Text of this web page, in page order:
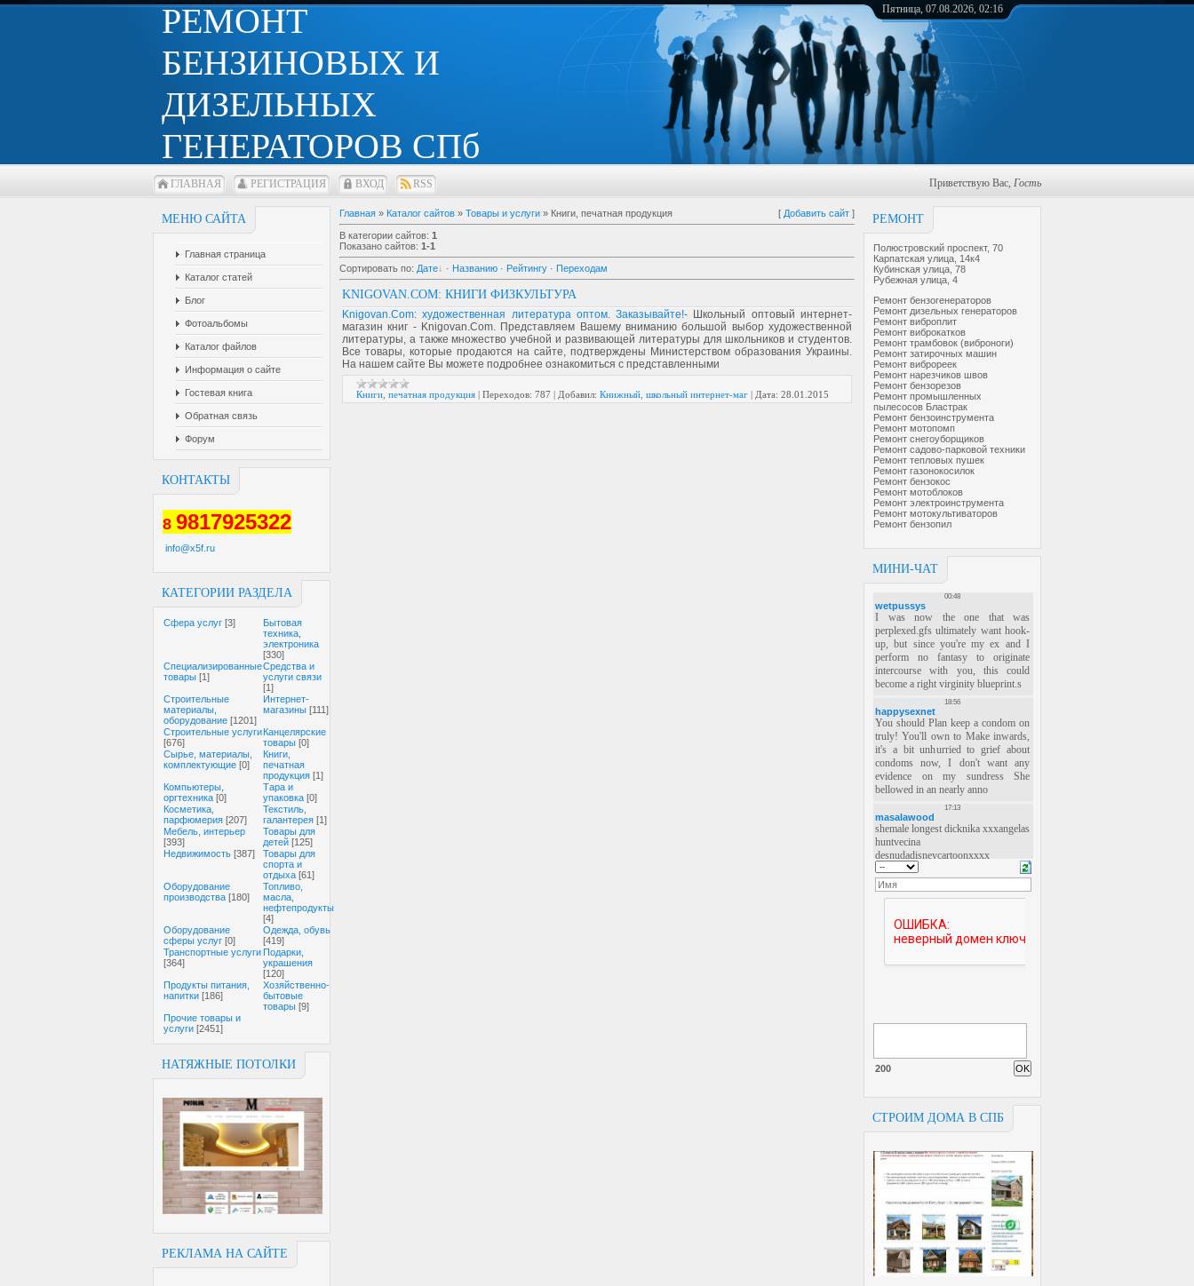
РЕМОНТ
БЕНЗИНОВЫХ И
ДИЗЕЛЬНЫХ
ГЕНЕРАТОРОВ СПб
Пятница, 07.08.2026, 02:16
ГЛАВНАЯ РЕГИСТРАЦИЯ ВХОД RSS Приветствую Вас, Гость
МЕНЮ САЙТА
Главная страница
Каталог статей
Блог
Фотоальбомы
Каталог файлов
Информация о сайте
Гостевая книга
Обратная связь
Форум
КОНТАКТЫ
8 9817925322
info@x5f.ru
КАТЕГОРИИ РАЗДЕЛА
Cфера услуг [3]
Бытовая
техника,
электроника
[330]
Специализированные
товары [1]
Средства и
услуги связи
[1]
Строительные
материалы,
оборудование [1201]
Интернет-
магазины [111]
Строительные услуги
[676]
Канцелярские
товары [0]
Сырье, материалы,
комплектующие [0]
Книги,
печатная
продукция [1]
Компьютеры,
оргтехника [0]
Тара и
упаковка [0]
Косметика,
парфюмерия [207]
Текстиль,
галантерея [1]
Мебель, интерьер
[393]
Товары для
детей [125]
Недвижимость [387]
Товары для
спорта и
отдыха [61]
Оборудование
производства [180]
Топливо,
масла,
нефтепродукты
[4]
Оборудование
сферы услуг [0]
Одежда, обувь
[419]
Транспортные услуги
[364]
Подарки,
украшения
[120]
Продукты питания,
напитки [186]
Хозяйственно-
бытовые
товары [9]
Прочие товары и
услуги [2451]
НАТЯЖНЫЕ ПОТОЛКИ
РЕКЛАМА НА САЙТЕ
РЕМОНТ
Полюстровский проспект, 70
Карпатская улица, 14к4
Кубинская улица, 78
Рубежная улица, 4
Ремонт бензогенераторов
Ремонт дизельных генераторов
Ремонт виброплит
Ремонт виброкатков
Ремонт трамбовок (виброноги)
Ремонт затирочных машин
Ремонт виброреек
Ремонт нарезчиков швов
Ремонт бензорезов
Ремонт промышленных
пылесосов Бластрак
Ремонт бензоинструмента
Ремонт мотопомп
Ремонт снегоуборщиков
Ремонт садово-парковой техники
Ремонт тепловых пушек
Ремонт газонокосилок
Ремонт бензокос
Ремонт мотоблоков
Ремонт электроинструмента
Ремонт мотокультиваторов
Ремонт бензопил
МИНИ-ЧАТ
200
СТРОИМ ДОМА В СПБ
Главная » Каталог сайтов » Товары и услуги » Книги, печатная продукция [ Добавить сайт ]
В категории сайтов: 1
Показано сайтов: 1-1
Сортировать по: Дате · Названию · Рейтингу · Переходам
KNIGOVAN.COM: КНИГИ ФИЗКУЛЬТУРА
Knigovan.Com: художественная литература оптом. Заказывайте!- Школьный оптовый интернет-
магазин книг - Knigovan.Com. Представляем Вашему вниманию большой выбор художественной
литературы, а также множество учебной и развивающей литературы для школьников и студентов.
Все товары, которые продаются на сайте, подтверждены Министерством образования Украины.
На нашем сайте Вы можете подробнее ознакомиться с представленными
Книги, печатная продукция | Переходов: 787 | Добавил: Книжный, школьный интернет-маг | Дата: 28.01.2015